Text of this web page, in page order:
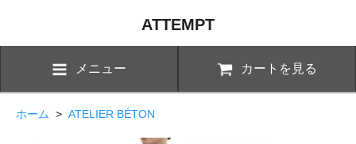
ATTEMPT
メニュー カートを見る
ホーム > ATELIER BÉTON